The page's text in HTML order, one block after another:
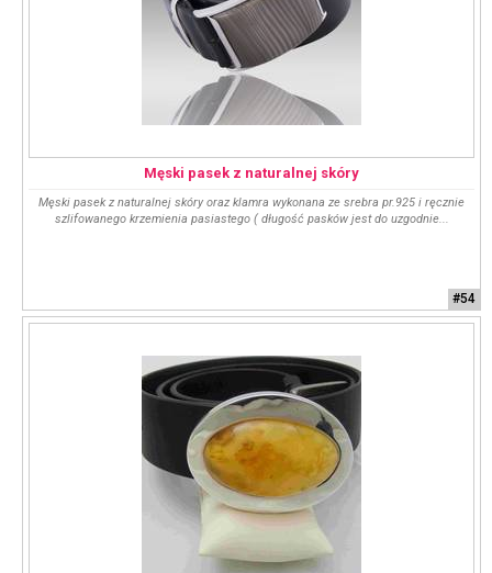
Męski pasek z naturalnej skóry
Męski pasek z naturalnej skóry oraz klamra wykonana ze srebra pr.925 i ręcznie
szlifowanego krzemienia pasiastego ( długość pasków jest do uzgodnie...
#54